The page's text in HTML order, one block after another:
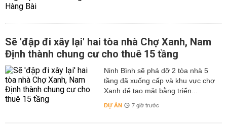
Sẽ 'đập đi xây lại' hai tòa nhà Chợ Xanh, Nam
Định thành chung cư cho thuê 15 tầng
Ninh Bình sẽ phá dỡ 2 tòa nhà 5
tầng đã xuống cấp và khu vực chợ
Xanh để tạo mặt bằng triển...
DỰ ÁN 7 giờ trước